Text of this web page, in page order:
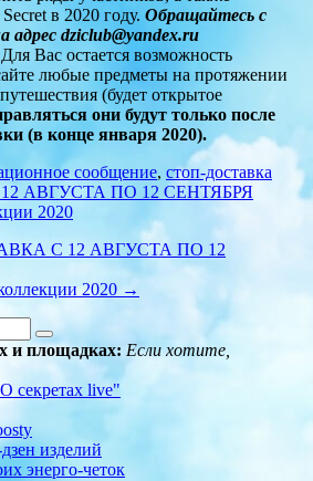
в 2020 году. Обращайтесь с
адрес dziclub@yandex.ru
Вас остается возможность
любые предметы на протяжении
(будет открытое
они будут только после
(в конце января 2020).
сообщение, стоп-доставка
АВГУСТА ПО 12 СЕНТЯБРЯ
2020
С 12 АВГУСТА ПО 12
2020 →
и площадках: Если хотите,
секретах live"
изделий
энерго-четок